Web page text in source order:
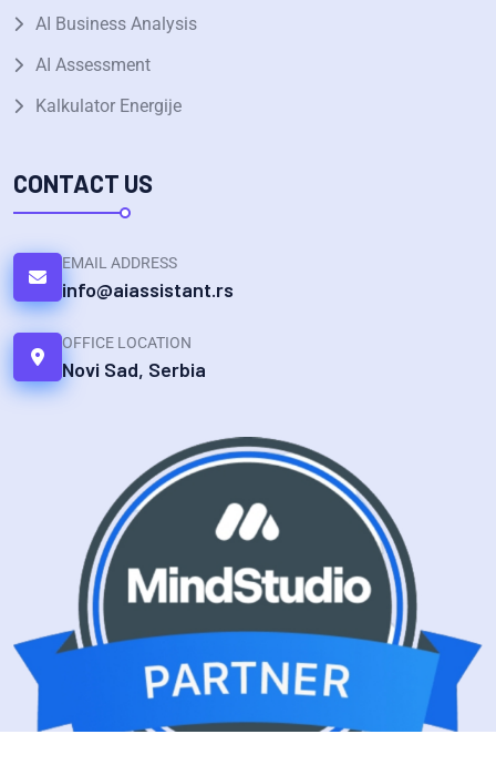
AI Business Analysis
AI Assessment
Kalkulator Energije
CONTACT US
EMAIL ADDRESS
info@aiassistant.rs
OFFICE LOCATION
Novi Sad, Serbia